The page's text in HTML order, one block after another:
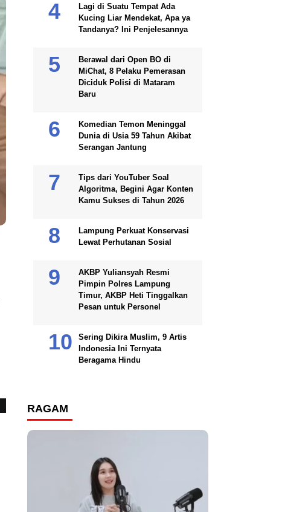
Lagi di Suatu Tempat Ada
Kucing Liar Mendekat, Apa ya
Tandanya? Ini Penjelesannya
Berawal dari Open BO di
MiChat, 8 Pelaku Pemerasan
Diciduk Polisi di Mataram
Baru
Komedian Temon Meninggal
Dunia di Usia 59 Tahun Akibat
Serangan Jantung
Tips dari YouTuber Soal
Algoritma, Begini Agar Konten
Kamu Sukses di Tahun 2026
Lampung Perkuat Konservasi
Lewat Perhutanan Sosial
AKBP Yuliansyah Resmi
Pimpin Polres Lampung
Timur, AKBP Heti Tinggalkan
Pesan untuk Personel
Sering Dikira Muslim, 9 Artis
Indonesia Ini Ternyata
Beragama Hindu
RAGAM